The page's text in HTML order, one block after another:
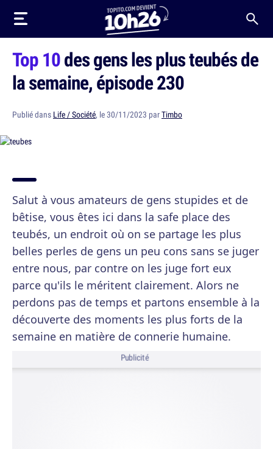
Top 10des gens les plus teubés de
la semaine, épisode 230
Publié dans Life / Société, le 30/11/2023 parTimbo
Salut à vous amateurs de gens stupides et de
bêtise, vous êtes ici dans la safe place des
teubés, un endroit où on se partage les plus
belles perles de gens un peu cons sans se juger
entre nous, par contre on les juge fort eux
parce qu'ils le méritent clairement. Alors ne
perdons pas de temps et partons ensemble à la
découverte des moments les plus forts de la
semaine en matière de connerie humaine.
Publicité